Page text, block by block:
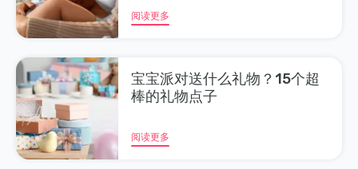
阅读更多
宝宝派对送什么礼物？15个超
棒的礼物点子
阅读更多